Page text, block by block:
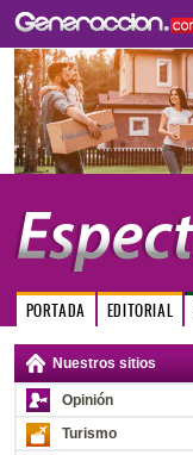
PORTADA EDITORIAL
Nuestros sitios
Opinión
Turismo